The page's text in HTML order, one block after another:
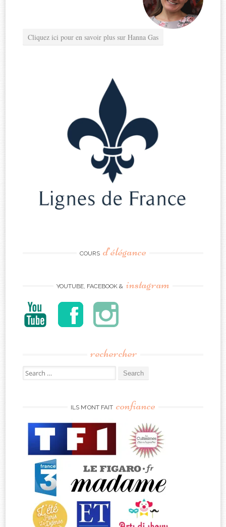
Cliquez ici pour en savoir plus sur Hanna Gas
COURS d’élégance
YOUTUBE, FACEBOOK & instagram
rechercher
Search
for:
ILS M’ONT FAIT confiance